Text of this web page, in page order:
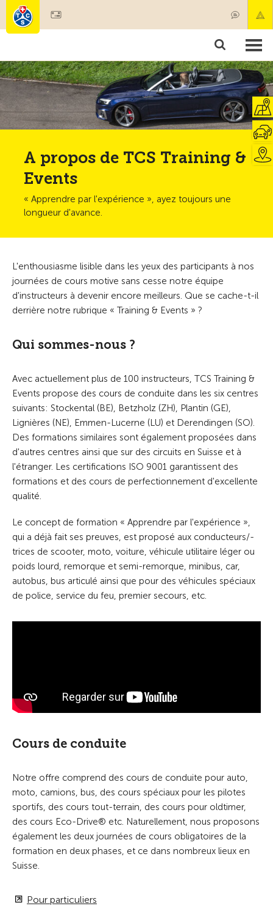
Membres & prestations
Tests, sécurité & santé
A propos de TCS Training &
Events
« Apprendre par l'expérience », ayez toujours une
longueur d'avance.
L'enthousiasme lisible dans les yeux des participants à nos
journées de cours motive sans cesse notre équipe
d'instructeurs à devenir encore meilleurs. Que se cache-t-il
derrière notre rubrique « Training & Events » ?
Qui sommes-nous ?
Avec actuellement plus de 100 instructeurs, TCS Training &
Events propose des cours de conduite dans les six centres
suivants: Stockental (BE), Betzholz (ZH), Plantin (GE),
Lignières (NE), Emmen-Lucerne (LU) et Derendingen (SO).
Des formations similaires sont également proposées dans
d'autres centres ainsi que sur des circuits en Suisse et à
l'étranger. Les certifications ISO 9001 garantissent des
formations et des cours de perfectionnement d'excellente
qualité.
Le concept de formation « Apprendre par l'expérience »,
qui a déjà fait ses preuves, est proposé aux conducteurs/-
trices de scooter, moto, voiture, véhicule utilitaire léger ou
poids lourd, remorque et semi-remorque, minibus, car,
autobus, bus articulé ainsi que pour des véhicules spéciaux
de police, service du feu, premier secours, etc.
Cours de conduite
Notre offre comprend des cours de conduite pour auto,
moto, camions, bus, des cours spéciaux pour les pilotes
sportifs, des cours tout-terrain, des cours pour oldtimer,
des cours Eco-Drive® etc. Naturellement, nous proposons
également les deux journées de cours obligatoires de la
formation en deux phases, et ce dans nombreux lieux en
Suisse.
Pour particuliers